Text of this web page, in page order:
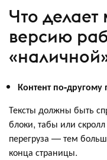
Что
версию
Контент по-другому
Тексты должны быть
блоки, табы или
перегруза — тем
конца страницы.